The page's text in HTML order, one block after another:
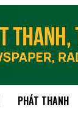
PHÁT THANH